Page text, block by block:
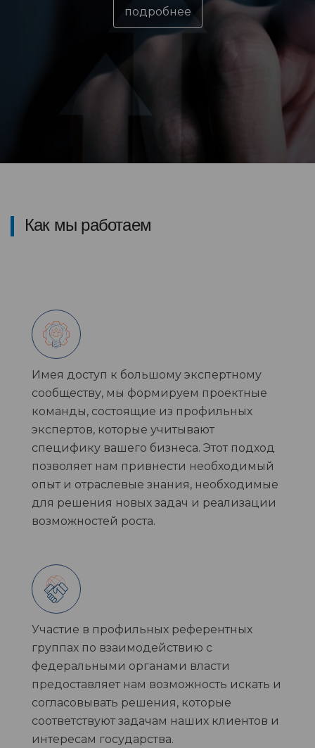
подробнее
Как мы работаем
Имея доступ к большому экспертному
сообществу, мы формируем проектные
команды, состоящие из профильных
экспертов, которые учитывают
специфику вашего бизнеса. Этот подход
позволяет нам привнести необходимый
опыт и отраслевые знания, необходимые
для решения новых задач и реализации
возможностей роста.
Участие в профильных референтных
группах по взаимодействию с
федеральными органами власти
предоставляет нам возможность искать и
согласовывать решения, которые
соответствуют задачам наших клиентов и
интересам государства.